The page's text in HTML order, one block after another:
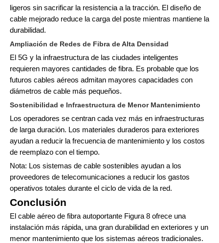
ligeros sin sacrificar la resistencia a la tracción. El diseño de
cable mejorado reduce la carga del poste mientras mantiene la
durabilidad.
Ampliación de Redes de Fibra de Alta Densidad
El 5G y la infraestructura de las ciudades inteligentes
requieren mayores cantidades de fibra. Es probable que los
futuros cables aéreos admitan mayores capacidades con
diámetros de cable más pequeños.
Sostenibilidad e Infraestructura de Menor Mantenimiento
Los operadores se centran cada vez más en infraestructuras
de larga duración. Los materiales duraderos para exteriores
ayudan a reducir la frecuencia de mantenimiento y los costos
de reemplazo con el tiempo.
Nota: Los sistemas de cable sostenibles ayudan a los
proveedores de telecomunicaciones a reducir los gastos
operativos totales durante el ciclo de vida de la red.
Conclusión
El cable aéreo de fibra autoportante Figura 8 ofrece una
instalación más rápida, una gran durabilidad en exteriores y un
menor mantenimiento que los sistemas aéreos tradicionales.